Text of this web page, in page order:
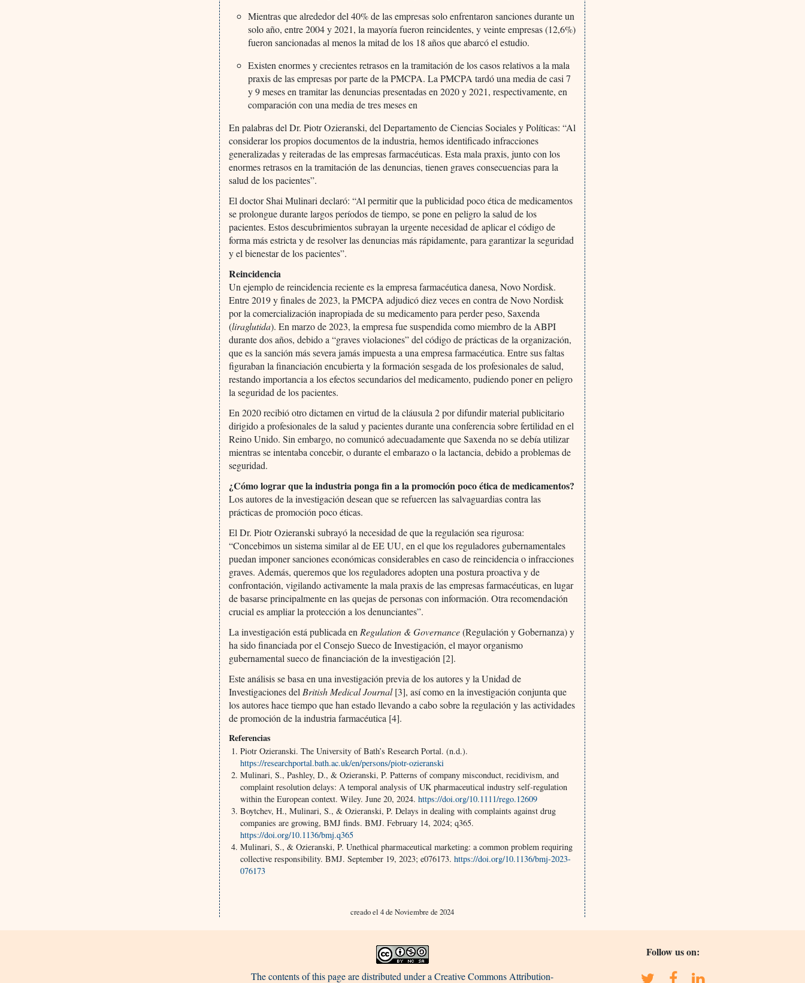
Mientras que alrededor del 40% de las empresas solo enfrentaron sanciones durante un
solo año, entre 2004 y 2021, la mayoría fueron reincidentes, y veinte empresas (12,6%)
fueron sancionadas al menos la mitad de los 18 años que abarcó el estudio.
Existen enormes y crecientes retrasos en la tramitación de los casos relativos a la mala
praxis de las empresas por parte de la PMCPA. La PMCPA tardó una media de casi 7
y 9 meses en tramitar las denuncias presentadas en 2020 y 2021, respectivamente, en
comparación con una media de tres meses en
En palabras del Dr. Piotr Ozieranski, del Departamento de Ciencias Sociales y Políticas: “Al
considerar los propios documentos de la industria, hemos identificado infracciones
generalizadas y reiteradas de las empresas farmacéuticas. Esta mala praxis, junto con los
enormes retrasos en la tramitación de las denuncias, tienen graves consecuencias para la
salud de los pacientes”.
El doctor Shai Mulinari declaró: “Al permitir que la publicidad poco ética de medicamentos
se prolongue durante largos períodos de tiempo, se pone en peligro la salud de los
pacientes. Estos descubrimientos subrayan la urgente necesidad de aplicar el código de
forma más estricta y de resolver las denuncias más rápidamente, para garantizar la seguridad
y el bienestar de los pacientes”.
Reincidencia
Un ejemplo de reincidencia reciente es la empresa farmacéutica danesa, Novo Nordisk.
Entre 2019 y finales de 2023, la PMCPA adjudicó diez veces en contra de Novo Nordisk
por la comercialización inapropiada de su medicamento para perder peso, Saxenda
(liraglutida). En marzo de 2023, la empresa fue suspendida como miembro de la ABPI
durante dos años, debido a “graves violaciones” del código de prácticas de la organización,
que es la sanción más severa jamás impuesta a una empresa farmacéutica. Entre sus faltas
figuraban la financiación encubierta y la formación sesgada de los profesionales de salud,
restando importancia a los efectos secundarios del medicamento, pudiendo poner en peligro
la seguridad de los pacientes.
En 2020 recibió otro dictamen en virtud de la cláusula 2 por difundir material publicitario
dirigido a profesionales de la salud y pacientes durante una conferencia sobre fertilidad en el
Reino Unido. Sin embargo, no comunicó adecuadamente que Saxenda no se debía utilizar
mientras se intentaba concebir, o durante el embarazo o la lactancia, debido a problemas de
seguridad.
¿Cómo lograr que la industria ponga fin a lapromoción poco ética de medicamentos?
Los autores de la investigación desean que se refuercen las salvaguardias contra las
prácticas de promoción poco éticas.
El Dr. Piotr Ozieranski subrayó la necesidad de que la regulación sea rigurosa:
“Concebimos un sistema similar al de EE UU, en el que los reguladores gubernamentales
puedan imponer sanciones económicas considerables en caso de reincidencia o infracciones
graves. Además, queremos que los reguladores adopten una postura proactiva y de
confrontación, vigilando activamente la mala praxis de las empresas farmacéuticas, en lugar
de basarse principalmente en las quejas de personas con información. Otra recomendación
crucial es ampliar la protección a los denunciantes”.
La investigación está publicada en Regulation & Governance(Regulación y Gobernanza) y
ha sido financiada por el Consejo Sueco de Investigación, el mayor organismo
gubernamental sueco de financiación de la investigación [2].
Este análisis se basa en una investigación previa de los autores y la Unidad de
Investigaciones del British Medical Journal[3], así como en la investigación conjunta que
los autores hace tiempo que han estado llevando a cabo sobre la regulación y las actividades
de promoción de la industria farmacéutica [4].
Referencias
Piotr Ozieranski. The University of Bath’s Research Portal. (n.d.).
https://researchportal.bath.ac.uk/en/persons/piotr-ozieranski
Mulinari, S., Pashley, D., & Ozieranski, P. Patterns of company misconduct, recidivism, and
complaint resolution delays: A temporal analysis of UK pharmaceutical industry self‐regulation
within the European context. Wiley. June 20, 2024.https://doi.org/10.1111/rego.12609
Boytchev, H., Mulinari, S., & Ozieranski, P. Delays in dealing with complaints against drug
companies are growing, BMJ finds. BMJ. February 14, 2024; q365.
https://doi.org/10.1136/bmj.q365
Mulinari, S., & Ozieranski, P. Unethical pharmaceutical marketing: a common problem requiring
collective responsibility. BMJ. September 19, 2023; e076173.https://doi.org/10.1136/bmj-2023-
076173
creado el 4 de Noviembre de 2024
The contents of this page are distributed under a Creative Commons Attribution-
Follow us on: